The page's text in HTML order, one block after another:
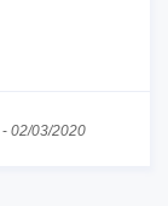
- 02/03/2020